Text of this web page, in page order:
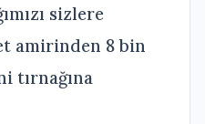
sizlere
amirinden 8 bin
tırnağına